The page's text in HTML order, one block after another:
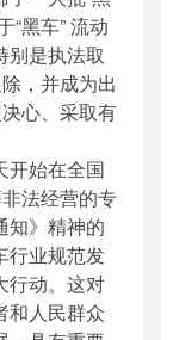
“黑车” 流动
别是执法取
，并成为出
心、采取有
始在全国
法经营的专
知》精神的
行业规范发
行动。这对
和人民群众